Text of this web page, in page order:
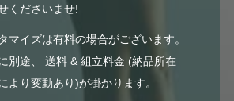
くださいませ!
マイズは有料の場合がございます。
別途、 送料 & 組立料金 (納品所在
より変動あり)が掛かります。